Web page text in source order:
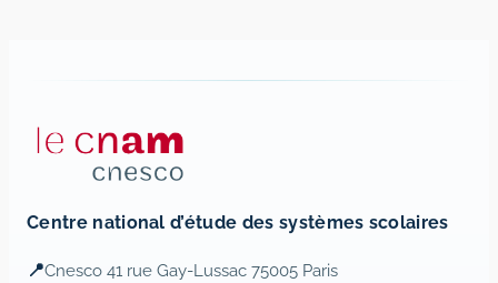
Centre national d’étude des systèmes scolaires
📍Cnesco 41 rue Gay-Lussac 75005 Paris